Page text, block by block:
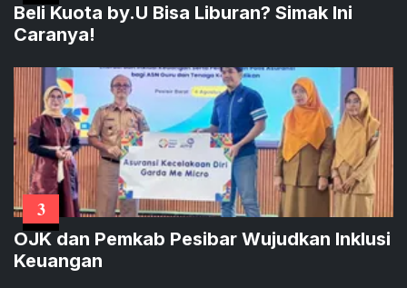
Beli Kuota by.U Bisa Liburan? Simak Ini
Caranya!
3
OJK dan Pemkab Pesibar Wujudkan Inklusi
Keuangan